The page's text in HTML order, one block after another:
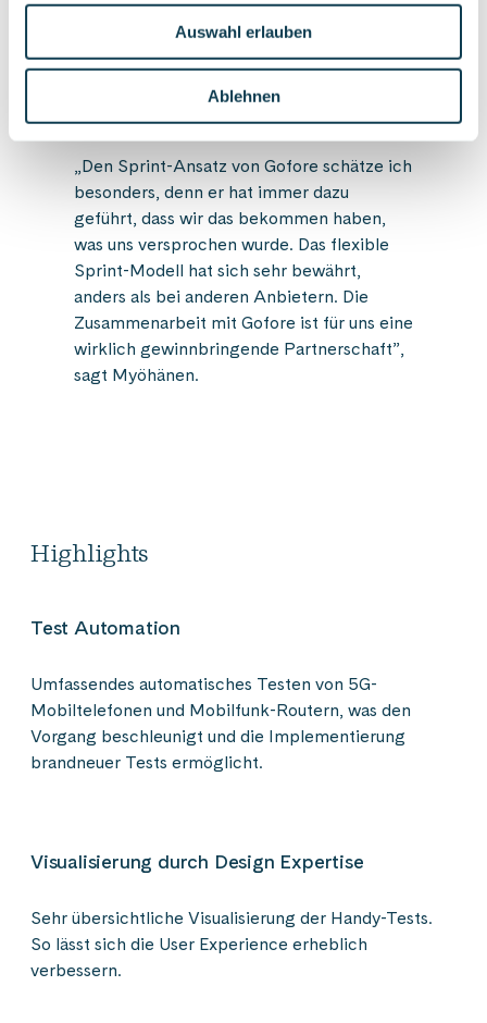
Auswahl erlauben
Ablehnen
unsere Bedürfnisse rechtzeitig und wir
entwickeln unsere Zusammenarbeit durch
was wir zu tun und was zu lassen ist.”
„Den Sprint-Ansatz von Gofore schätze ich
besonders, denn er hat immer dazu
geführt, dass wir das bekommen haben,
was uns versprochen wurde. Das flexible
Sprint-Modell hat sich sehr bewährt,
anders als bei anderen Anbietern. Die
Zusammenarbeit mit Gofore ist für uns eine
wirklich gewinnbringende Partnerschaft”,
sagt Myöhänen.
Highlights
Test Automation
Umfassendes automatisches Testen von 5G-
Mobiltelefonen und Mobilfunk-Routern, was den
Vorgang beschleunigt und die Implementierung
brandneuer Tests ermöglicht.
Visualisierung durch Design Expertise
Sehr übersichtliche Visualisierung der Handy-Tests.
So lässt sich die User Experience erheblich
verbessern.